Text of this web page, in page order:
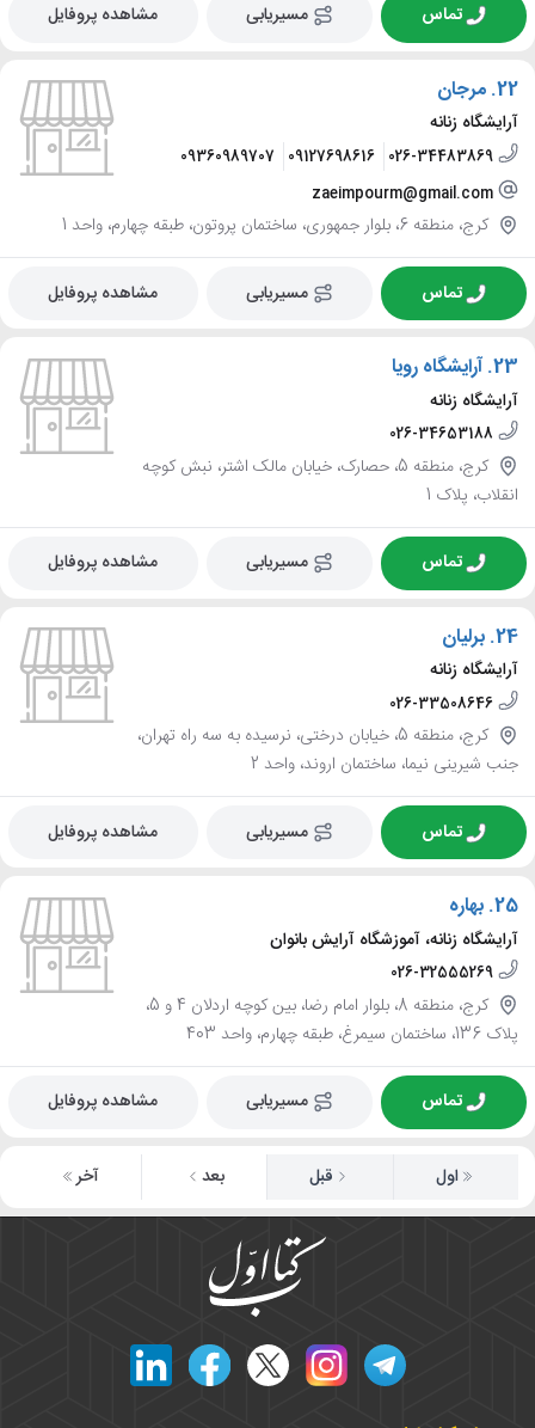
تماس مسیریابی مشاهده پروفایل
22. مرجان
آرایشگاه زنانه
026-34483869
09127698616
09360989707
zaeimpourm@gmail.com
کرج، منطقه 6، بلوار جمهوری، ساختمان پروتون، طبقه چهارم، واحد 1
تماس مسیریابی مشاهده پروفایل
23. آرایشگاه رویا
آرایشگاه زنانه
026-34653188
کرج، منطقه 5، حصارک، خیابان مالک اشتر، نبش کوچه
انقلاب، پلاک 1
تماس مسیریابی مشاهده پروفایل
24. برلیان
آرایشگاه زنانه
026-33508646
کرج، منطقه 5، خیابان درختی، نرسیده به سه راه تهران،
جنب شیرینی نیما، ساختمان اروند، واحد 2
تماس مسیریابی مشاهده پروفایل
25. بهاره
آرایشگاه زنانه، آموزشگاه آرایش بانوان
026-32555269
کرج، منطقه 8، بلوار امام رضا، بین کوچه اردلان 4 و 5،
پلاک 136، ساختمان سیمرغ، طبقه چهارم، واحد 403
تماس مسیریابی مشاهده پروفایل
اول قبل بعد آخر